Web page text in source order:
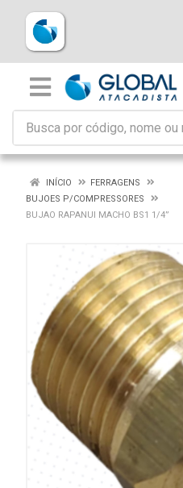
INÍCIO
FERRAGENS
BUJOES P/COMPRESSORES
BUJAO RAPANUI MACHO BS1 1/4”